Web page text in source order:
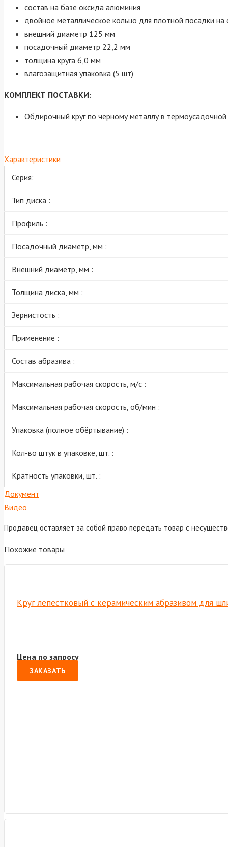
состав на базе оксида алюминия
двойное металлическое кольцо для плотной посадки
внешний диаметр 125 мм
посадочный диаметр 22,2 мм
толщина круга 6,0 мм
влагозащитная упаковка (5 шт)
КОМПЛЕКТ ПОСТАВКИ:
Обдирочный круг по чёрному металлу в
Характеристики
Серия:
Тип диска :
Профиль :
Посадочный диаметр, мм :
Внешний диаметр, мм :
Толщина диска, мм :
Зернистость :
Применение :
Состав абразива :
Максимальная рабочая скорость, м/с :
Максимальная рабочая скорость, об/мин :
Упаковка (полное обёртывание) :
Кол-во штук в упаковке, шт. :
Кратность упаковки, шт. :
Документ
Видео
Продавец оставляет за собой право передать товар с
Похожие товары
Круг лепестковый с керамическим абразивом для
Цена по запросу
ЗАКАЗАТЬ